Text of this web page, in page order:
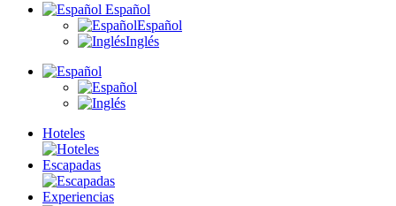
Español
Español
Inglés
Hoteles
Escapadas
Experiencias